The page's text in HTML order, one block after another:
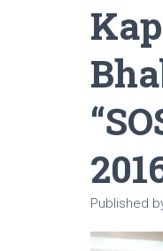
Published